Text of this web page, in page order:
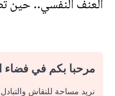
العنف النفسي.. حين
مرحبا بكم في فضاء
نريد مساحة للنقاش